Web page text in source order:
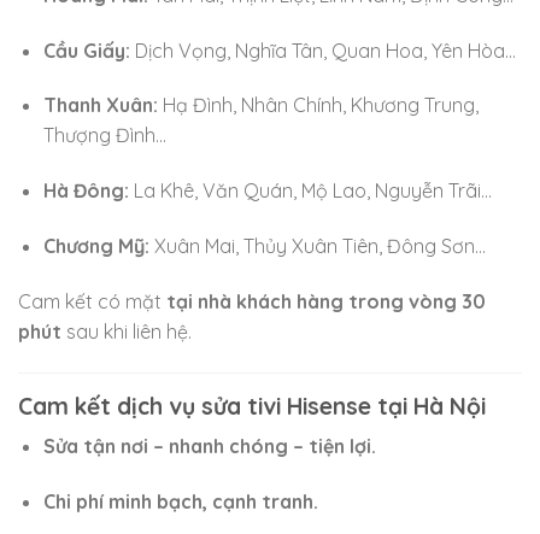
Cầu Giấy: Dịch Vọng, Nghĩa Tân, Quan Hoa, Yên Hòa…
Thanh Xuân: Hạ Đình, Nhân Chính, Khương Trung,
Thượng Đình…
Hà Đông: La Khê, Văn Quán, Mộ Lao, Nguyễn Trãi…
Chương Mỹ: Xuân Mai, Thủy Xuân Tiên, Đông Sơn…
Cam kết có mặt tại nhà khách hàng trong vòng 30
phút sau khi liên hệ.
Cam kết dịch vụ sửa tivi Hisense tại Hà Nội
Sửa tận nơi – nhanh chóng – tiện lợi.
Chi phí minh bạch, cạnh tranh.